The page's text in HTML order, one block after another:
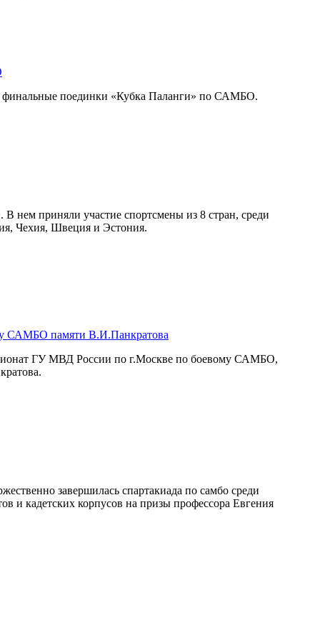
поединки «Кубка Паланги» по САМБО.
приняли участие спортсмены из 8 стран, среди
Чехия, Швеция и Эстония.
САМБО памяти В.И.Панкратова
ГУ МВД России по г.Москве по боевому САМБО,
завершилась спартакиада по самбо среди
и кадетских корпусов на призы профессора Евгения